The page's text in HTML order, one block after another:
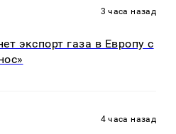
3 часа назад
экспорт газа в Европу с
4 часа назад